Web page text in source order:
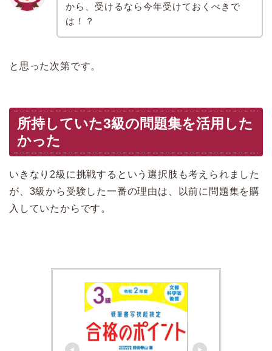
から、受けるなら今年受けておくべきで
は！？
と思った次第です。
所持していた3級の問題集を活用した
かった
いきなり2級に挑戦するという選択肢も考えられました
が、3級から受験した一番の理由は、以前に問題集を購
入していたからです。